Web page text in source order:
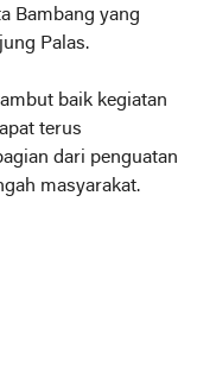
Bambang yang
Palas.
baik kegiatan
terus
dari penguatan
masyarakat.